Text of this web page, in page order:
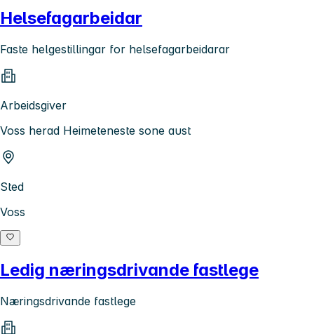
Helsefagarbeidar
Faste helgestillingar for helsefagarbeidarar
Arbeidsgiver
Voss herad Heimeteneste sone aust
Sted
Voss
Ledig næringsdrivande fastlege
Næringsdrivande fastlege